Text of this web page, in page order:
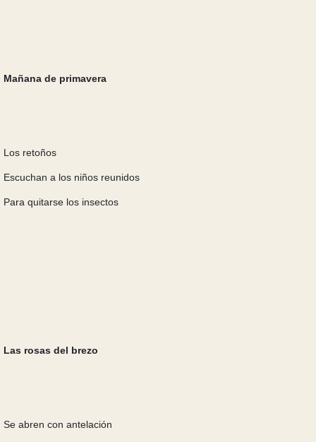
Mañana de primavera
Los retoños
Escuchan a los niños reunidos
Para quitarse los insectos
Las rosas del brezo
Se abren con antelación